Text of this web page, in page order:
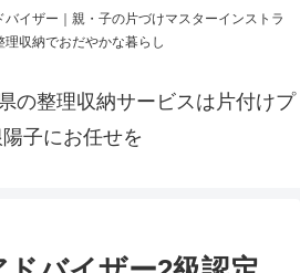
イザー｜親・子の片づけマスターインストラ
理収納でおだやかな暮らし
の整理収納サービスは片付けプ
陽子にお任せを